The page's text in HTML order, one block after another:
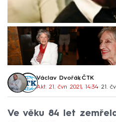
Václav Dvořák, ČTK
Akt. 21. čvn 2021, 14:34• 21.
Ve věku 84 let